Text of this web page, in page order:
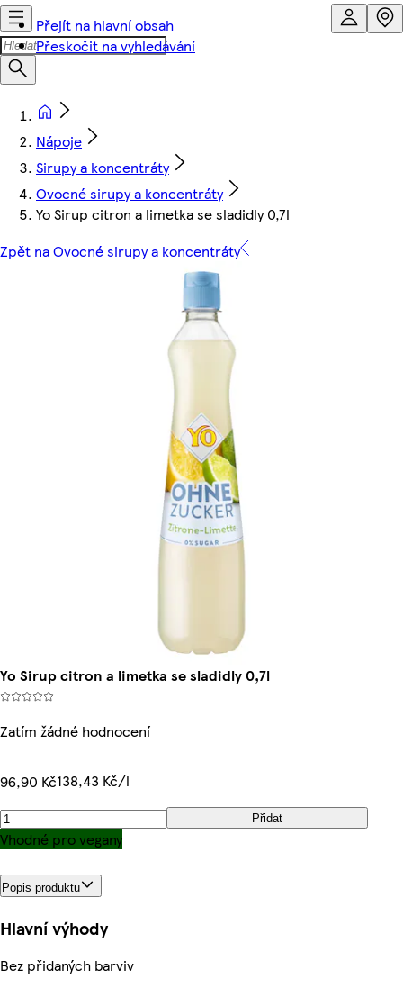
Přejít na hlavní obsah
Přeskočit na vyhledávání
Nápoje
Sirupy a koncentráty
Ovocné sirupy a koncentráty
Yo Sirup citron a limetka se sladidly 0,7l
Zpět na Ovocné sirupy a koncentráty
Yo Sirup citron a limetka se sladidly 0,7l
Zatím žádné hodnocení
96,90 Kč138,43 Kč/l
Přidat
Vhodné pro vegany
Popis produktu
Hlavní výhody
Bez přidaných barviv